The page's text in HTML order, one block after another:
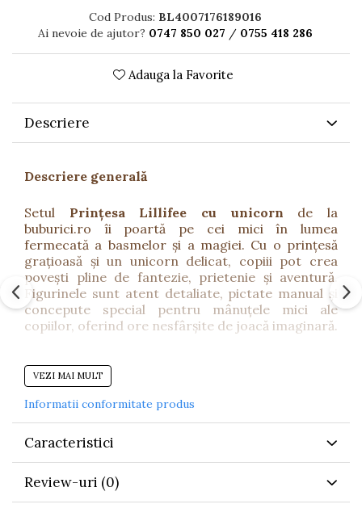
Cod Produs: BL4007176189016
Ai nevoie de ajutor? 0747 850 027 / 0755 418 286
Adauga la Favorite
Descriere
Descriere generală
Setul Prințesa Lillifee cu unicorn de la
buburici.ro îi poartă pe cei mici în lumea
fermecată a basmelor și a magiei. Cu o prințesă
grațioasă și un unicorn delicat, copiii pot crea
povești pline de fantezie, prietenie și aventură.
Figurinele sunt atent detaliate, pictate manual și
concepute special pentru mânuțele mici ale
copiilor, oferind ore nesfârșite de joacă imaginară.
Beneficii
Dezvoltă imaginația și creativitatea
Încurajează jocul de rol și exprimarea emoțiilor
Stimulează abilitățile motorii fine și
coordonarea mână–ochi
Oferă oportunități pentru povești și jocuri
simbolice
VEZI MAI MULT
Informatii conformitate produs
Caracteristici
Review-uri (0)